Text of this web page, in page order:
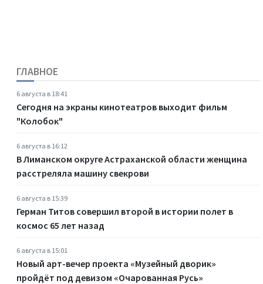
ГЛАВНОЕ
6 августа в 18:41
Сегодня на экраны кинотеатров выходит фильм
"Колобок"
6 августа в 16:12
В Лиманском округе Астраханской области женщина
расстреляла машину свекрови
6 августа в 15:39
Герман Титов совершил второй в истории полет в
космос 65 лет назад
6 августа в 15:01
Новый арт-вечер проекта «Музейный дворик»
пройдёт под девизом «Очарованная Русь»